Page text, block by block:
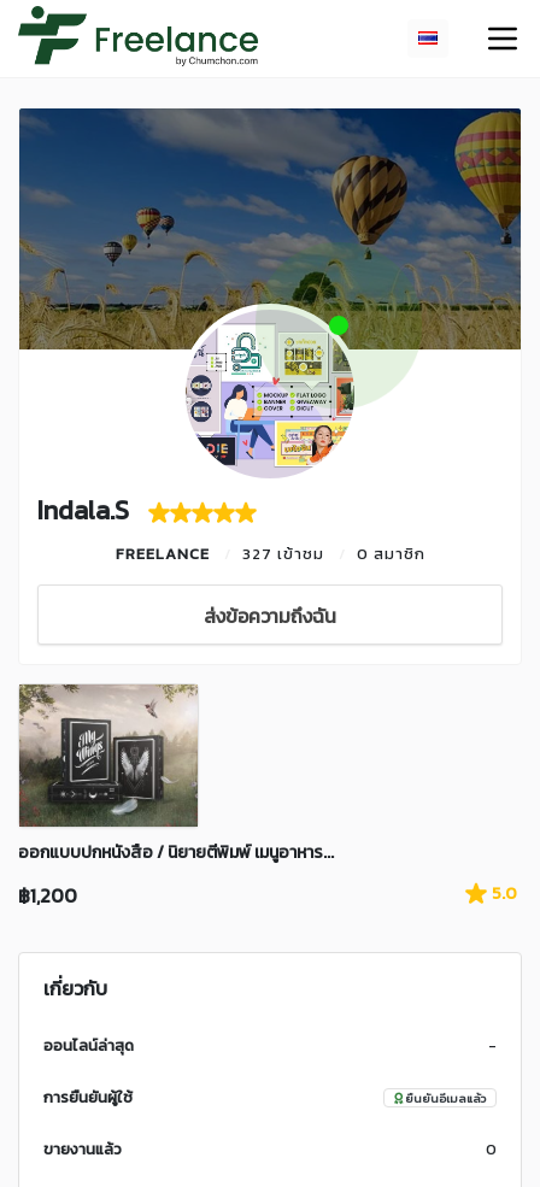
Indala.S
FREELANCE 327 เข้าชม 0 สมาชิก
ส่งข้อความถึงฉัน
ออกแบบปกหนังสือ / นิยายตีพิมพ์ เมนูอาหาร...
฿1,200 5.0
เกี่ยวกับ
ออนไลน์ล่าสุด -
การยืนยันผู้ใช้ ยืนยันอีเมลแล้ว
ขายงานแล้ว 0